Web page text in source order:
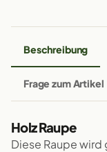
Beschreibung
Frage zum Artikel
Holz Raupe
Diese Raupe